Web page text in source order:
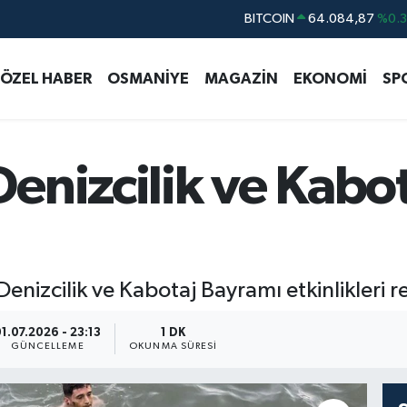
DOLAR 47,5760
55,0126
BİST100 13.647 %-
ÖZEL HABER OSMANİYE MAGAZİN EKONOMİ
ve
ve Kabotaj Bayramı etkinlikleri
- 23:13
GÜNCELLEME
1 DK
OKUNMA SÜRESI